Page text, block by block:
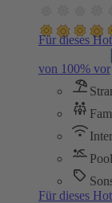
Für dieses
von 100% vor
Pool
Für dieses